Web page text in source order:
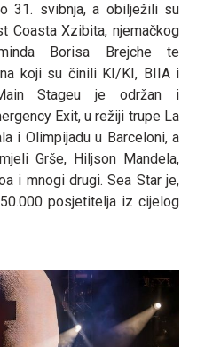
31. svibnja, a obilježili su
Coasta Xzibita, njemačkog
Borisa Brejche te
koji su činili KI/KI, BIIA i
Stageu je održan i
Exit, u režiji trupe La
i Olimpijadu u Barceloni, a
Grše, Hiljson Mandela,
i mnogi drugi. Sea Star je,
posjetitelja iz cijelog